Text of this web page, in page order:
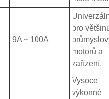
9A ~ 100A
pro
motorů a
zařízení.
Vysoce
výkonné